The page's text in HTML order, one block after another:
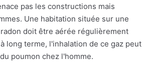
pas les constructions mais
Une habitation située sur une
doit être aérée régulièrement
long terme, l'inhalation de ce gaz peut
poumon chez l'homme.